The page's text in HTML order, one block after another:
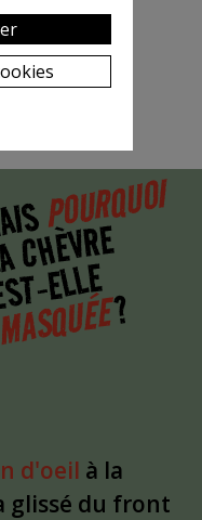
POURQUOI
CHÈVRE
ELLE?
d'oeil à la
glissé du front